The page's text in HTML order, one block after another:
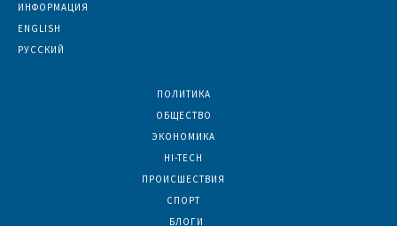
ИНФОРМАЦИЯ
ENGLISH
РУССКИЙ
ПОЛИТИКА
ОБЩЕСТВО
ЭКОНОМИКА
HI-TECH
ПРОИСШЕСТВИЯ
СПОРТ
БЛОГИ